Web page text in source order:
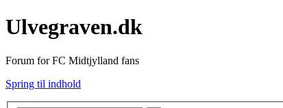
Ulvegraven.dk
Forum for FC Midtjylland fans
Spring til indhold